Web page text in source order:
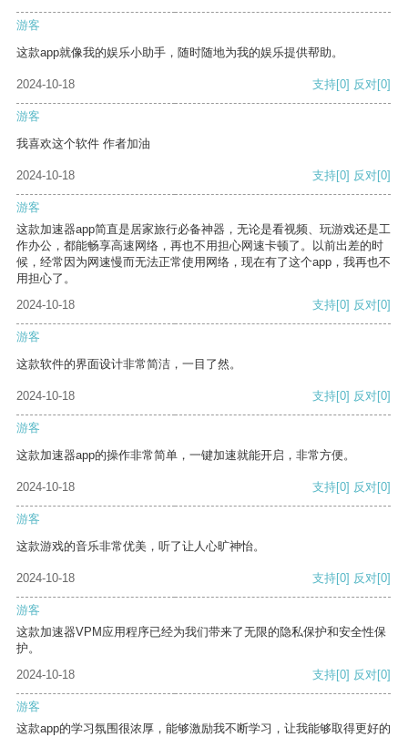
游客
这款app就像我的娱乐小助手，随时随地为我的娱乐提供帮助。
2024-10-18 支持[0] 反对[0]
游客
我喜欢这个软件 作者加油
2024-10-18 支持[0] 反对[0]
游客
这款加速器app简直是居家旅行必备神器，无论是看视频、玩游戏还是工
作办公，都能畅享高速网络，再也不用担心网速卡顿了。以前出差的时
候，经常因为网速慢而无法正常使用网络，现在有了这个app，我再也不
用担心了。
2024-10-18
支持[0] 反对[0]
游客
这款软件的界面设计非常简洁，一目了然。
2024-10-18 支持[0] 反对[0]
游客
这款加速器app的操作非常简单，一键加速就能开启，非常方便。
2024-10-18 支持[0] 反对[0]
游客
这款游戏的音乐非常优美，听了让人心旷神怡。
2024-10-18 支持[0] 反对[0]
游客
这款加速器VPM应用程序已经为我们带来了无限的隐私保护和安全性保
护。
2024-10-18
支持[0] 反对[0]
游客
这款app的学习氛围很浓厚，能够激励我不断学习，让我能够取得更好的